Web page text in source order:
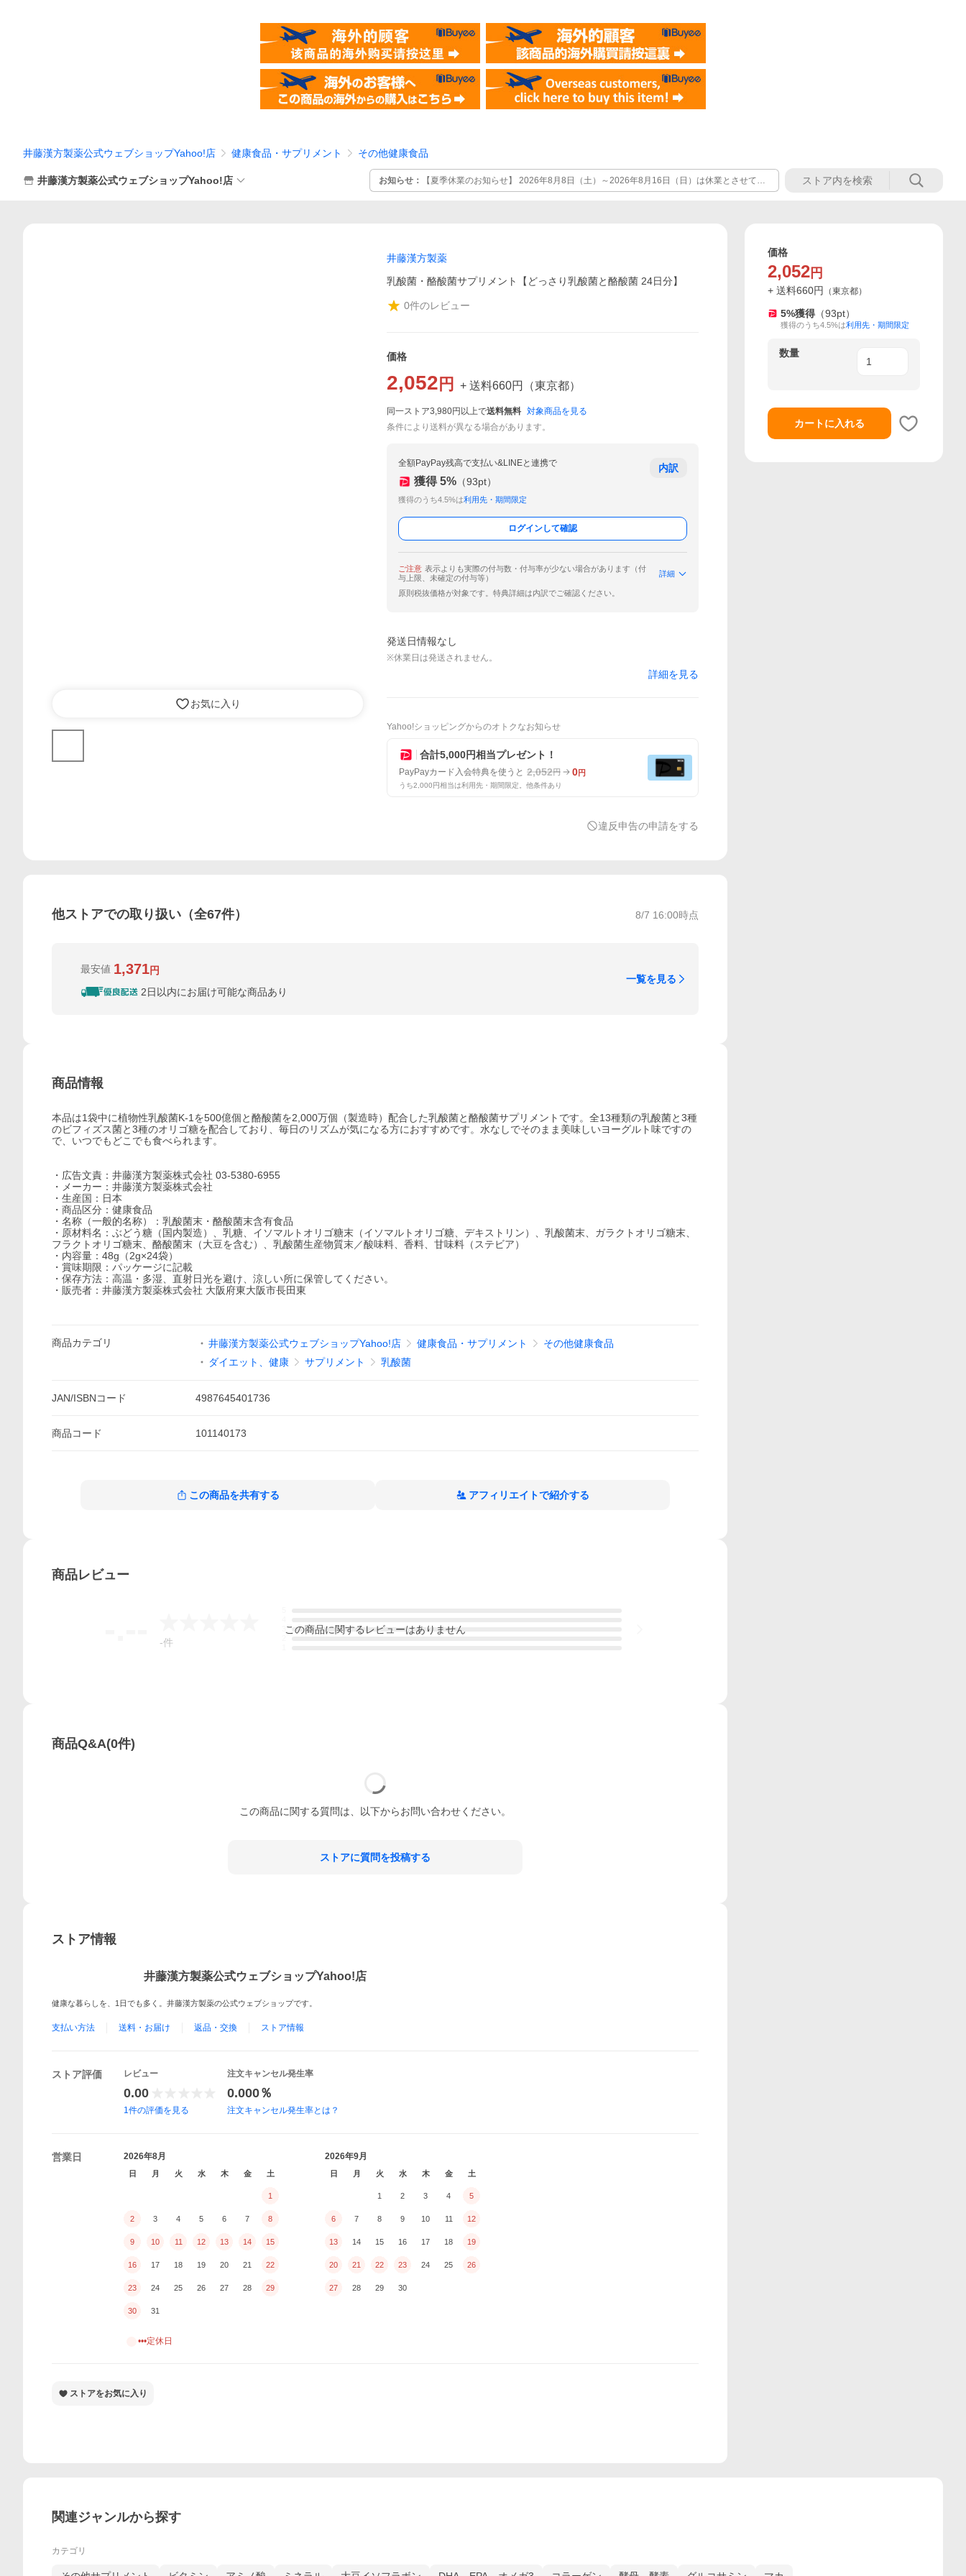
井藤漢方製薬公式ウェブショップYahoo!店 健康食品・サプリメント その他健康食品
井藤漢方製薬公式ウェブショップYahoo!店 お知らせ：
【夏季休業のお知らせ】 2026年8月8日（土）～2026年8月16日（日）は休業とさせてい
ただきます。 8月7日10時以降および休業期間中のご注文・お問い合わせにつきましては、2026年8
お気に入り
井藤漢方製薬
乳酸菌・酪酸菌サプリメント【どっさり乳酸菌と酪酸菌 24日分】
0件のレビュー
価格
2,052 円 + 送料660円 （東京都）
同一ストア3,980円以上で送料無料 対象商品を見る
条件により送料が異なる場合があります。
全額PayPay残高で支払い&LINEと連携で
獲得 5% （93pt）
獲得のうち4.5%は利用先・期間限定
内訳
ログインして確認
ご注意 表示よりも実際の付与数・付与率が少ない場合があります（付
与上限、未確定の付与等）
詳細
原則税抜価格が対象です。特典詳細は内訳でご確認ください。
発送日情報なし
※休業日は発送されません。
詳細を見る
Yahoo!ショッピングからのオトクなお知らせ
合計5,000円相当プレゼント！
PayPayカード入会特典を使うと 2,052円 0円
うち2,000円相当は利用先・期間限定。他条件あり
違反申告の申請をする
他ストアでの取り扱い（全67件） 8/7 16:00時点
最安値 1,371円
2日以内にお届け可能な商品あり
一覧を見る
商品情報
本品は1袋中に植物性乳酸菌K-1を500億個と酪酸菌を2,000万個（製造時）配合した乳酸菌と酪酸菌サプリメントです。全13種類の乳酸菌と3種
のビフィズス菌と3種のオリゴ糖を配合しており、毎日のリズムが気になる方におすすめです。水なしでそのまま美味しいヨーグルト味ですの
で、いつでもどこでも食べられます。
・広告文責：井藤漢方製薬株式会社 03-5380-6955
・メーカー：井藤漢方製薬株式会社
・生産国：日本
・商品区分：健康食品
・名称（一般的名称）：乳酸菌末・酪酸菌末含有食品
・原材料名：ぶどう糖（国内製造）、乳糖、イソマルトオリゴ糖末（イソマルトオリゴ糖、デキストリン）、乳酸菌末、ガラクトオリゴ糖末、
フラクトオリゴ糖末、酪酸菌末（大豆を含む）、乳酸菌生産物質末／酸味料、香料、甘味料（ステビア）
・内容量：48g（2g×24袋）
・賞味期限：パッケージに記載
・保存方法：高温・多湿、直射日光を避け、涼しい所に保管してください。
・販売者：井藤漢方製薬株式会社 大阪府東大阪市長田東
商品カテゴリ 井藤漢方製薬公式ウェブショップYahoo!店 健康食品・サプリメント
その他健康食品
ダイエット、健康
サプリメント 乳酸菌
JAN/ISBNコード 4987645401736
商品コード 101140173
この商品を共有する アフィリエイトで紹介する
商品レビュー
-件
この商品に関するレビューはありません
商品Q&A(0件)
この商品に関する質問は、以下からお問い合わせください。
ストアに質問を投稿する
ストア情報
井藤漢方製薬公式ウェブショップYahoo!店
健康な暮らしを、1日でも多く。井藤漢方製薬の公式ウェブショップです。
支払い方法 送料・お届け 返品・交換 ストア情報
ストア評価 レビュー
0.00
1件の評価を見る
注文キャンセル発生率
0.000％
注文キャンセル発生率とは？
営業日 2026年8月
日 月 火 水 木 金 土
1
2 3 4 5 6 7 8
9 10 11 12 13 14 15
16 17 18 19 20 21 22
23 24 25 26 27 28 29
30 31
2026年9月
日 月 火 水 木 金 土
1 2 3 4 5
6 7 8 9 10 11 12
13 14 15 16 17 18 19
20 21 22 23 24 25 26
27 28 29 30
•••定休日
ストアをお気に入り
価格
2,052 円
+ 送料660円 （東京都）
5%獲得 （93pt）
獲得のうち4.5%は利用先・期間限定
数量
カートに入れる
関連ジャンルから探す
カテゴリ